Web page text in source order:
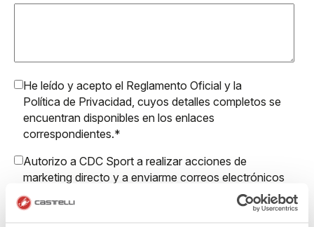
He leído y acepto el Reglamento Oficial y la
Política de Privacidad, cuyos detalles completos se
encuentran disponibles en los enlaces
correspondientes.*
Autorizo a CDC Sport a realizar acciones de
marketing directo y a enviarme correos electrónicos
con actualizaciones, ofertas y promociones
reservadas a clientes.